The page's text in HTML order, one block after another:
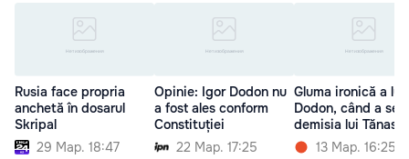
Rusia face propria
anchetă în dosarul
Skripal
29 Мар. 18:47
Opinie: Igor Dodon nu
a fost ales conform
Constituției
22 Мар. 17:25
Gluma ironică a lui
Dodon, când a
demisia lui Tănase
13 Мар. 16:25